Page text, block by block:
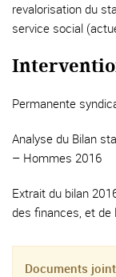
revalorisation du
service social
Permanente
Analyse du Bilan
– Hommes 2016
Extrait du bilan
des finances, et de
Documents